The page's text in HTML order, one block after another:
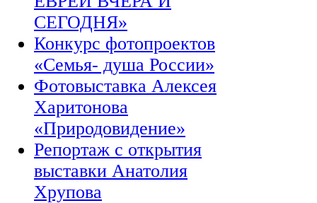
СЕГОДНЯ»
Конкурс фотопроектов
«Семья- душа России»
Фотовыставка Алексея
Харитонова
«Природовидение»
Репортаж с открытия
выставки Анатолия
Хрупова